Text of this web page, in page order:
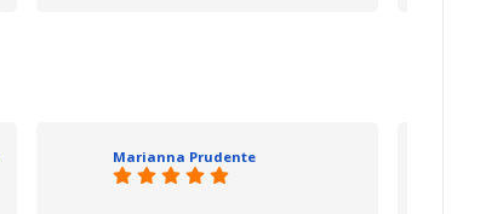
Marianna Prudente